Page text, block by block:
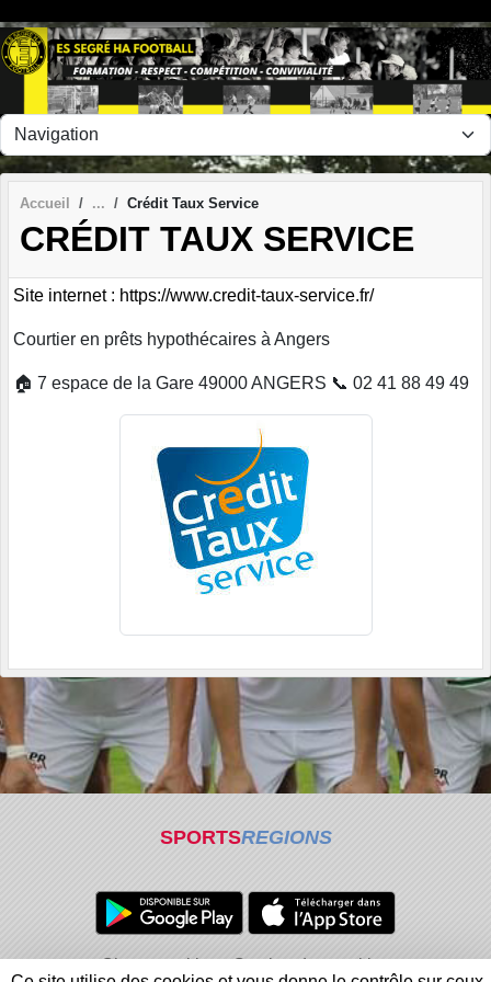
Accueil Crédit Taux Service
CRÉDIT TAUX SERVICE
Site internet : https://www.credit-taux-service.fr/
Courtier en prêts hypothécaires à Angers
🏠 7 espace de la Gare 49000 ANGERS 📞 02 41 88 49 49
SPORTSREGIONS
Charte cookies
Gestion des cookies